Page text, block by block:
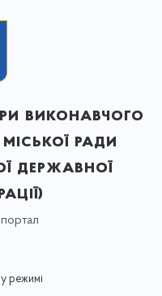
виконавчого
ради
державної
режимі